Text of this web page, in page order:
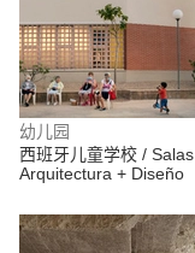
幼儿园
西班牙儿童学校 / Salas
Arquitectura + Diseño